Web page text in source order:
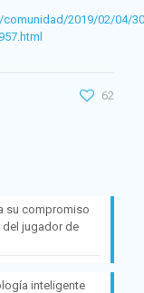
2019/02/04/
62
su compromiso
jugador de
inteligente